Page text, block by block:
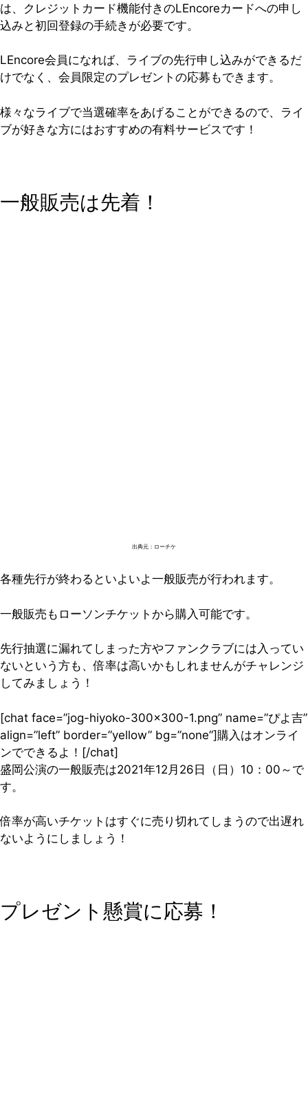
は、クレジットカード機能付きのLEncoreカードへの申し
込みと初回登録の手続きが必要です。
LEncore会員になれば、ライブの先行申し込みができるだ
けでなく、会員限定のプレゼントの応募もできます。
様々なライブで当選確率をあげることができるので、ライ
ブが好きな方にはおすすめの有料サービスです！
一般販売は先着！
出典元：ローチケ
各種先行が終わるといよいよ一般販売が行われます。
一般販売もローソンチケットから購入可能です。
先行抽選に漏れてしまった方やファンクラブには入ってい
ないという方も、倍率は高いかもしれませんがチャレンジ
してみましょう！
[chat face=”jog-hiyoko-300×300-1.png” name=”ぴよ吉”
align=”left” border=”yellow” bg=”none”]購入はオンライ
ンでできるよ！[/chat]
盛岡公演の一般販売は2021年12月26日（日）10：00～で
す。
倍率が高いチケットはすぐに売り切れてしまうので出遅れ
ないようにしましょう！
プレゼント懸賞に応募！